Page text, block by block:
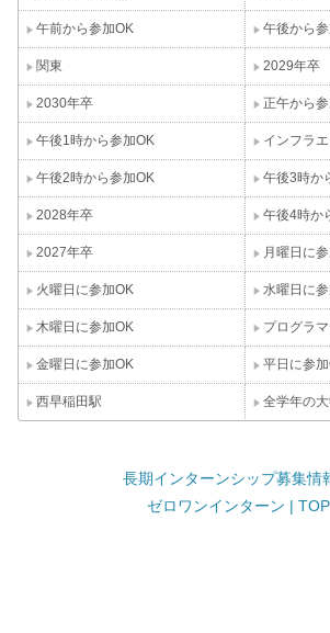
午前から参加OK 午後から
関東 2029年卒
2030年卒 正午から
午後1時から参加OK インフラ
午後2時から参加OK 午後3時か
2028年卒 午後4時か
2027年卒 月曜日に
火曜日に参加OK 水曜日に
木曜日に参加OK プログラ
金曜日に参加OK 平日に参
西早稲田駅 全学年の
長期インターンシップ募集情
ゼロワンインターン |